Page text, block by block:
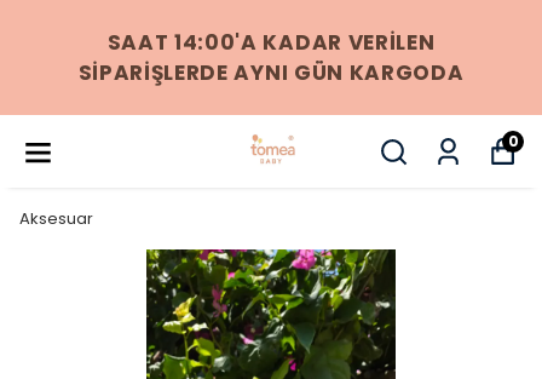
256 BIT SSL SERTIFIKASI ILE %100
GÜVENLI ÖDEME
0
Aksesuar